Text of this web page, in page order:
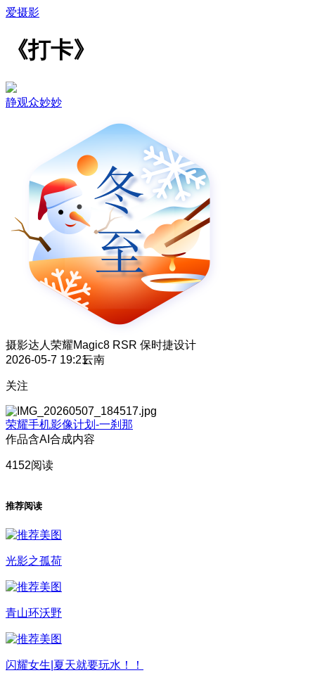
爱摄影
《打卡》
静观众妙妙
摄影达人 荣耀Magic8 RSR 保时捷设计
2026-05-7 19:21云南
关注
荣耀手机影像计划-一刹那
作品含AI合成内容
4152阅读
推荐阅读
光影之孤荷
青山环沃野
闪耀女生|夏天就要玩水！！